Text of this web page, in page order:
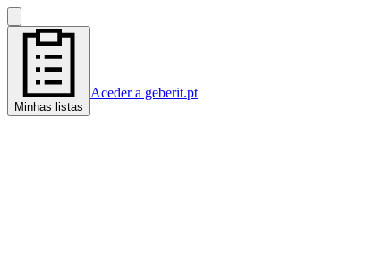
Minhas listas
Aceder a geberit.pt